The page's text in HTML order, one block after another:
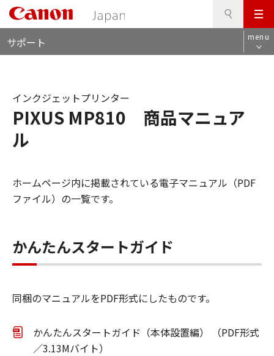
メ
ニ
ュ
サポート menu
PIXUS MP810 商品マニュア
ル
インクジェットプリンター
ホームページ内に掲載されている電子マニュアル（PDF
ファイル）の一覧です。
かんたんスタートガイド
同梱のマニュアルをPDF形式にしたものです。
かんたんスタートガイド（本体設置編） （PDF形式
／3.13Mバイト）